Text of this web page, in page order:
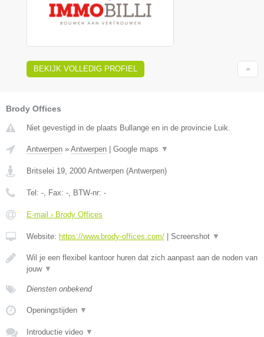
BEKIJK VOLLEDIG PROFIEL
Brody Offices
Niet gevestigd in de plaats Bullange en in de provincie Luik.
Antwerpen » Antwerpen | Google maps ▼
Britselei 19 2000 Antwerpen (Antwerpen)
Tel: - , Fax: - , BTW-nr: -
E-mail › Brody Offices
Website: https://www.brody-offices.com/ | Screenshot ▼
Wil je een flexibel kantoor huren dat zich aanpast aan de noden van
jouw ▼
Diensten onbekend
Openingstijden ▼
Introductie video ▼